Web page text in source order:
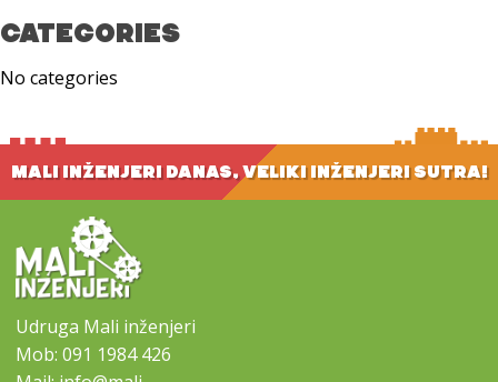
CATEGORIES
No categories
MALI INŽENJERI DANAS, VELIKI INŽENJERI SUTRA!
Udruga Mali inženjeri
Mob:091 1984 426